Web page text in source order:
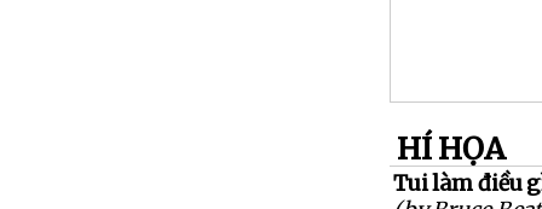
HÍ HỌA
Tui làm điều